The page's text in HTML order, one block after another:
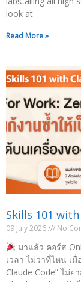
look at
Read More »
Skills 101
09 July 2026 No
มาแล้ว คอร์ส
เวลา ไม่ว่าที่ไหน เ
Claude Code” ไม่ย